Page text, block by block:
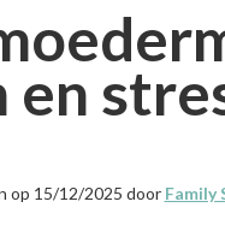
en
op 15/12/2025 door Family